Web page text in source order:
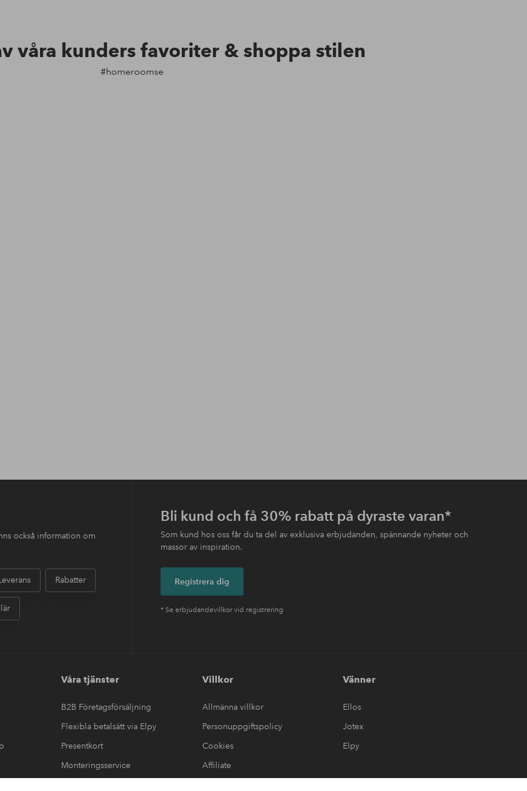
våra kunders favoriter & shoppa stilen
#homeroomse
också information om
Rabatter
Bli kund och få 30% rabatt på dyraste varan*
Som kund hos oss får du ta del av exklusiva erbjudanden, spännande nyheter och
massor av inspiration.
Registrera dig
* Se erbjudandevillkor vid registrering
Våra tjänster
B2B Företagsförsäljning
Flexibla betalsätt via Elpy
Presentkort
Monteringsservice
Villkor
Allmänna villkor
Personuppgiftspolicy
Cookies
Affiliate
Vänner
Ellos
Jotex
Elpy